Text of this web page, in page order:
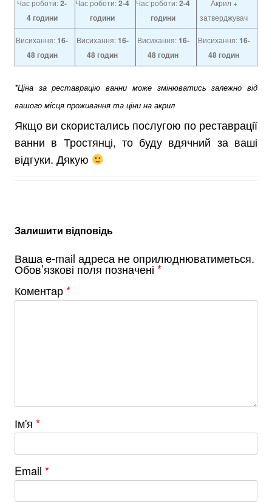
Час роботи:2-
4 години
Час роботи:2-4
години
Час роботи:2-4
години
Акрил +
затверджувач
Висихання:16-
48 годин
Висихання:16-
48 годин
Висихання:16-
48 годин
Висихання:16-
48 годин
*Ціна за реставрацію ванни може змінюватись залежно від
вашого місця проживання та ціни на акрил
Якщо ви скористались послугою по реставрації
ванни в Тростянці, то буду вдячний за ваші
відгуки. Дякую
Залишити відповідь
Ваша e-mail адреса не оприлюднюватиметься.
Обов’язкові поля позначені *
Коментар*
Ім'я *
Email *